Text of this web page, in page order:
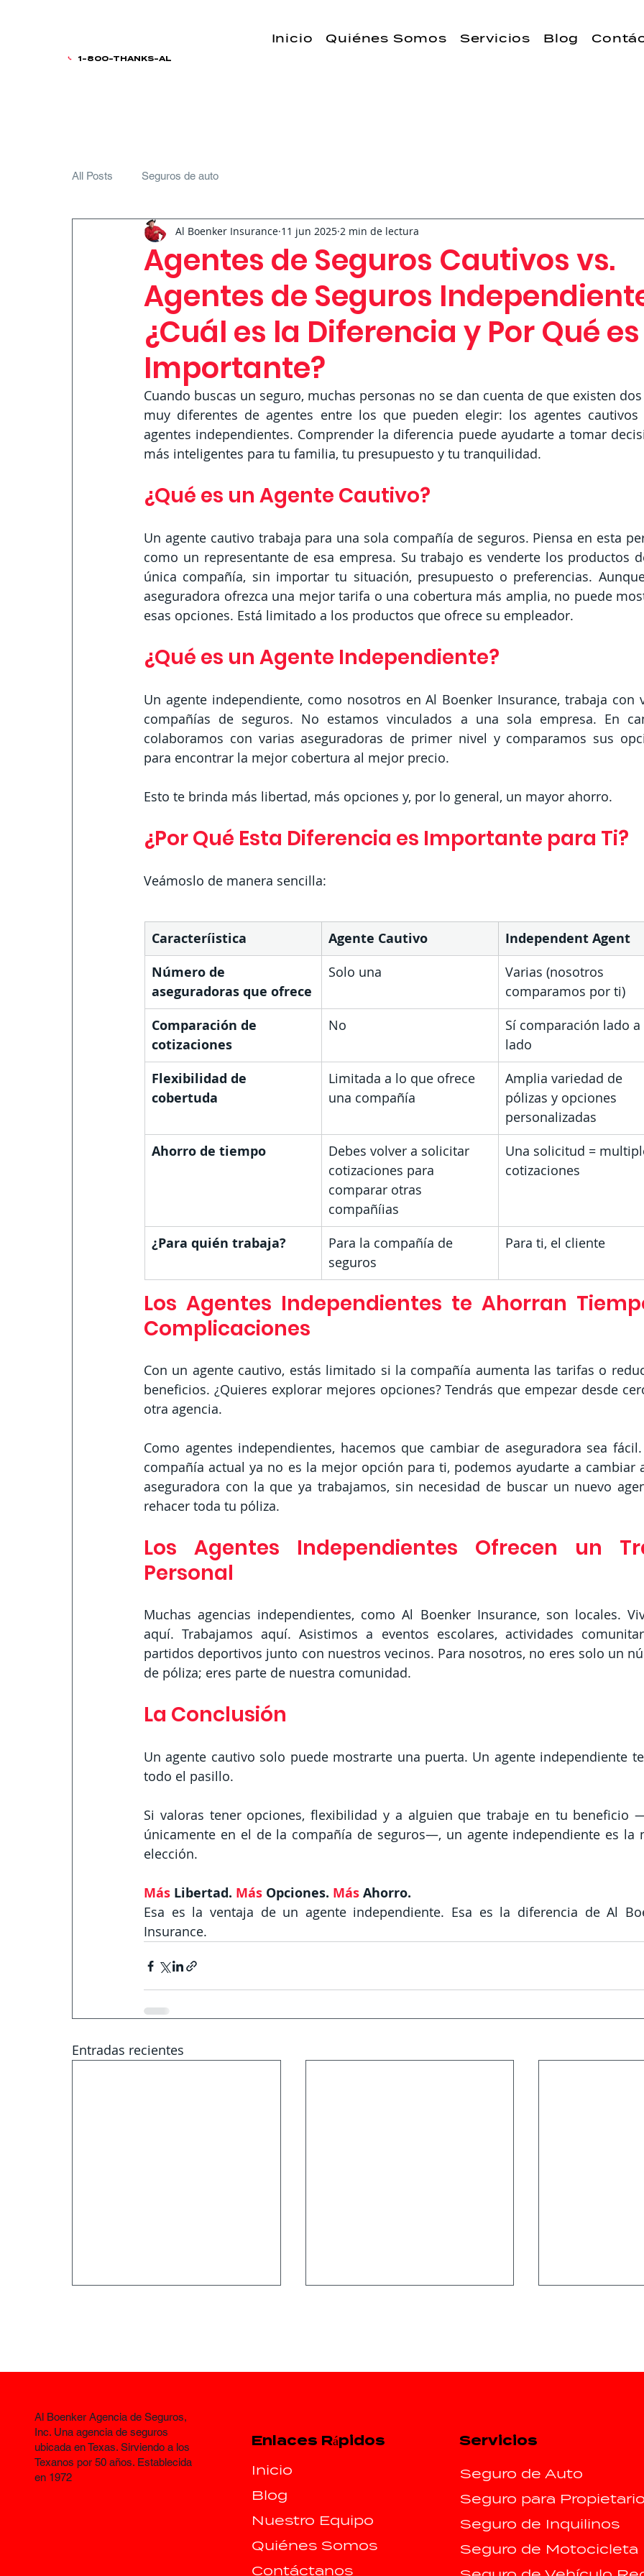
1-800-THANKS-AL
Inicio Quiénes Somos Servicios Blog
All Posts Seguros de auto
Agentes de Seguros Cautivos vs.
Agentes de Seguros
¿Cuál es la Diferencia y Por Qué es
Importante?
Al Boenker Insurance 11 jun 2025 2 min de lectura
Cuando buscas un seguro, muchas personas no se dan cuenta de que existen
muy diferentes de agentes entre los que pueden elegir: los agentes
agentes independientes. Comprender la diferencia puede ayudarte a tomar
más inteligentes para tu familia, tu presupuesto y tu tranquilidad.
¿Qué es un Agente Cautivo?
Un agente cautivo trabaja para una sola compañía de seguros. Piensa en esta
como un representante de esa empresa. Su trabajo es venderte los productos
única compañía, sin importar tu situación, presupuesto o preferencias.
aseguradora ofrezca una mejor tarifa o una cobertura más amplia, no puede
esas opciones. Está limitado a los productos que ofrece su empleador.
¿Qué es un Agente Independiente?
Un agente independiente, como nosotros en Al Boenker Insurance, trabaja con
compañías de seguros. No estamos vinculados a una sola empresa. En
colaboramos con varias aseguradoras de primer nivel y comparamos sus
para encontrar la mejor cobertura al mejor precio.
Esto te brinda más libertad, más opciones y, por lo general, un mayor ahorro.
¿Por Qué Esta Diferencia es Importante para Ti?
Veámoslo de manera sencilla:
Caracteríistica Agente Cautivo
Independent Agent
Número de
aseguradoras que ofrece
Solo una
Varias (nosotros
comparamos por ti)
Comparación de
cotizaciones
No
Sí comparación lado a
lado
Flexibilidad de
cobertuda
Limitada a lo que ofrece
una compañía
Amplia variedad de
pólizas y opciones
personalizadas
Ahorro de tiempo
Debes volver a solicitar
cotizaciones para
comparar otras
compañíias
Una solicitud =
cotizaciones
¿Para quién trabaja?
Para la compañía de
seguros
Para ti, el cliente
Los Agentes Independientes te Ahorran
Complicaciones
Con un agente cautivo, estás limitado si la compañía aumenta las tarifas o
beneficios. ¿Quieres explorar mejores opciones? Tendrás que empezar desde
otra agencia.
Como agentes independientes, hacemos que cambiar de aseguradora sea
compañía actual ya no es la mejor opción para ti, podemos ayudarte a cambiar
aseguradora con la que ya trabajamos, sin necesidad de buscar un nuevo
rehacer toda tu póliza.
Los Agentes Independientes Ofrecen un
Personal
Muchas agencias independientes, como Al Boenker Insurance, son locales.
aquí. Trabajamos aquí. Asistimos a eventos escolares, actividades
partidos deportivos junto con nuestros vecinos. Para nosotros, no eres solo un
de póliza; eres parte de nuestra comunidad.
La Conclusión
Un agente cautivo solo puede mostrarte una puerta. Un agente independiente
todo el pasillo.
Si valoras tener opciones, flexibilidad y a alguien que trabaje en tu beneficio
únicamente en el de la compañía de seguros—, un agente independiente es la
elección.
Más Libertad. Más Opciones. Más Ahorro.
Esa es la ventaja de un agente independiente. Esa es la diferencia de Al
Insurance.
Entradas recientes
Consejos de seguro para
viajes por carretera
durante Spring Break
para los conductores de
Texas después de una
invernales
viviendas
Servicios
Seguro de Auto
Seguro para
Seguro de Inquilinos
Seguro de Motocicleta
Enlaces Rápidos
Inicio
Blog
Nuestro Equipo
Quiénes Somos
Contáctanos
Al Boenker Agencia de Seguros,
Inc. Una agencia de seguros
ubicada en Texas. Sirviendo a los
Texanos por 50 años. Establecida
en 1972